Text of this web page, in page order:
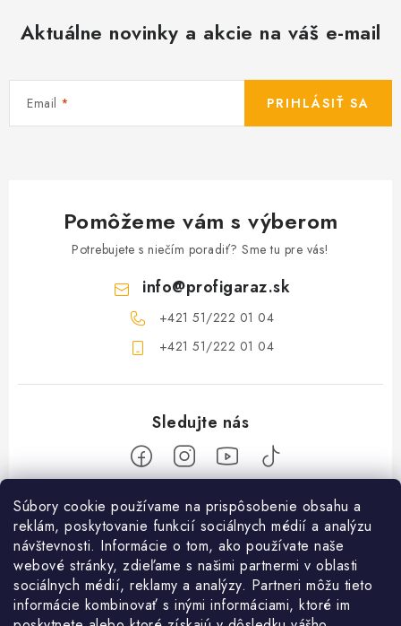
Súbory cookie používame na prispôsobenie obsahu a
reklám, poskytovanie funkcií sociálnych médií a analýzu
návštevnosti. Informácie o tom, ako používate naše
webové stránky, zdieľame s našimi partnermi v oblasti
sociálnych médií, reklamy a analýzy. Partneri môžu tieto
informácie kombinovať s inými informáciami, ktoré im
Aktuálne novinky a akcie na váš e-mail
Email PRIHLÁSIŤ SA
Pomôžeme vám s výberom
Potrebujete s niečím poradiť? Sme tu pre vás!
info@profigaraz.sk
+421 51/222 01 04
+421 51/222 01 04
Nakupovanie
Ako nakupovať
Obchodné podmienky
Objednávky